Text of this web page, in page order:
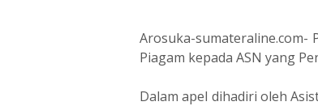
Arosuka-sumateraline.com-
Piagam kepada ASN yang
Dalam apel dihadiri oleh